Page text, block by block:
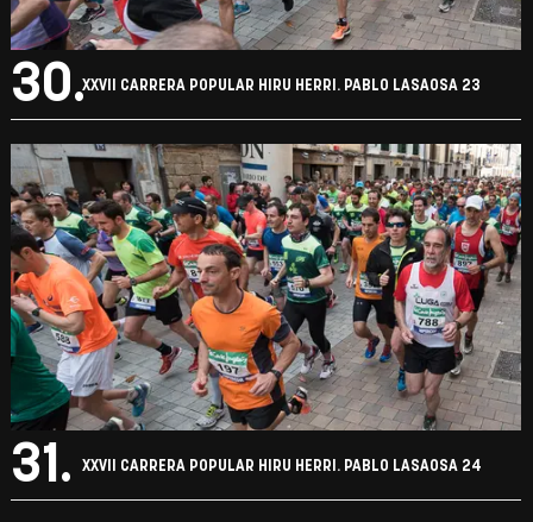
30.XXVII CARRERA POPULAR HIRU HERRI. PABLO LASAOSA 23
31. XXVII CARRERA POPULAR HIRU HERRI. PABLO LASAOSA 24